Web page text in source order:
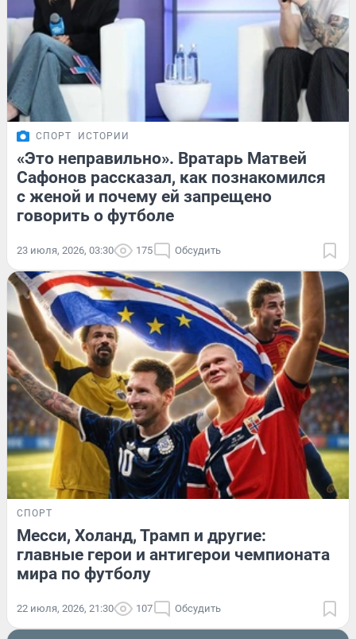
СПОРТ ИСТОРИИ
«Это неправильно». Вратарь Матвей
Сафонов рассказал, как познакомился
с женой и почему ей запрещено
говорить о футболе
23 июля, 2026, 03:30 175 Обсудить
СПОРТ
Месси, Холанд, Трамп и другие:
главные герои и антигерои чемпионата
мира по футболу
22 июля, 2026, 21:30 107 Обсудить